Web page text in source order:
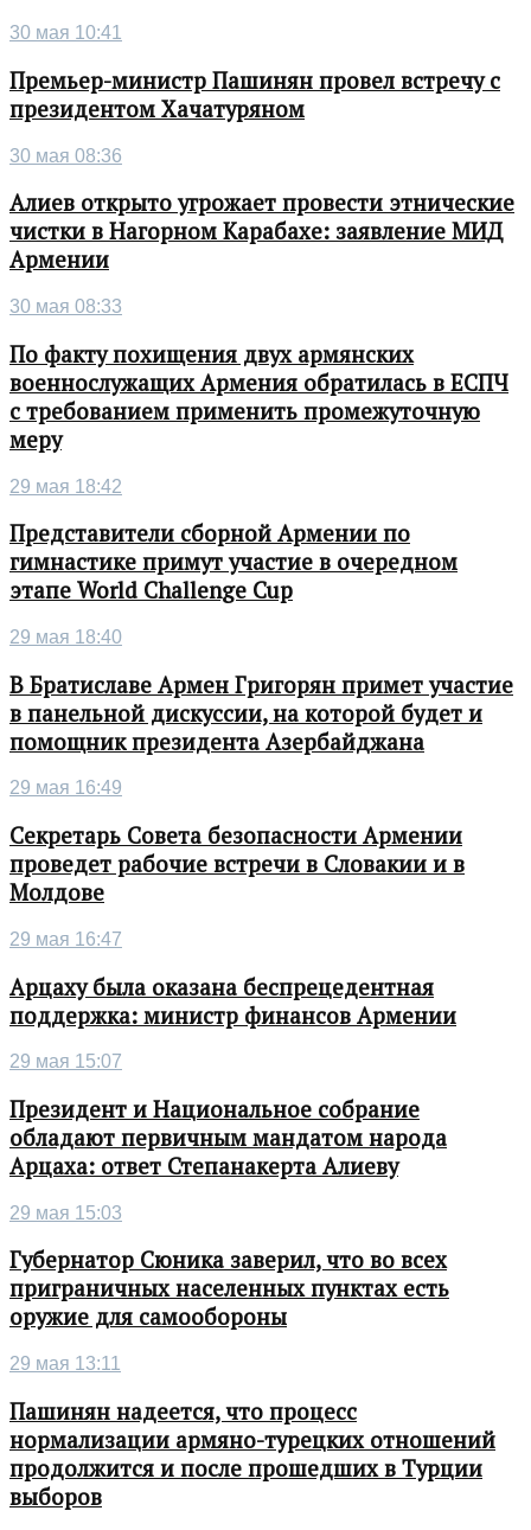
30 мая 10:41
Премьер-министр Пашинян провел встречу с
президентом Хачатуряном
30 мая 08:36
Алиев открыто угрожает провести этнические
чистки в Нагорном Карабахе: заявление МИД
Армении
30 мая 08:33
По факту похищения двух армянских
военнослужащих Армения обратилась в ЕСПЧ
с требованием применить промежуточную
меру
29 мая 18:42
Представители сборной Армении по
гимнастике примут участие в очередном
этапе World Challenge Cup
29 мая 18:40
В Братиславе Армен Григорян примет участие
в панельной дискуссии, на которой будет и
помощник президента Азербайджана
29 мая 16:49
Секретарь Совета безопасности Армении
проведет рабочие встречи в Словакии и в
Молдове
29 мая 16:47
Арцаху была оказана беспрецедентная
поддержка: министр финансов Армении
29 мая 15:07
Президент и Национальное собрание
обладают первичным мандатом народа
Арцаха: ответ Степанакерта Алиеву
29 мая 15:03
Губернатор Сюника заверил, что во всех
приграничных населенных пунктах есть
оружие для самообороны
29 мая 13:11
Пашинян надеется, что процесс
нормализации армяно-турецких отношений
продолжится и после прошедших в Турции
выборов